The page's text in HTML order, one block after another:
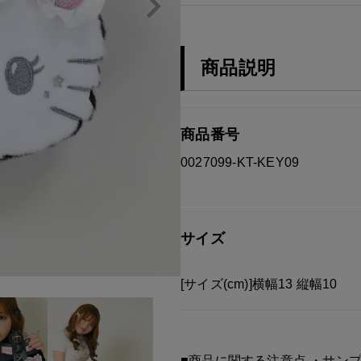
商品説明
商品番号
0027099-KT-KEY09
サイズ
[サイズ(cm)]横幅13 縦幅10